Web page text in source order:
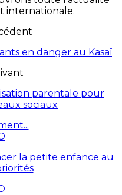
internationale.
en danger au Kasaï
parentale pour
sociaux
la petite enfance au